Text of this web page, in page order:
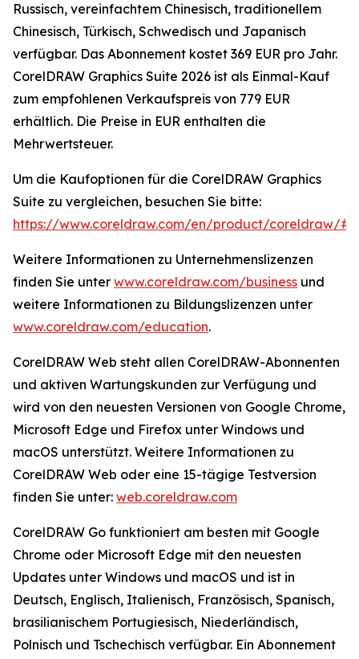
Russisch, vereinfachtem Chinesisch, traditionellem
Chinesisch, Türkisch, Schwedisch und Japanisch
verfügbar. Das Abonnement kostet 369 EUR pro Jahr.
CorelDRAW Graphics Suite 2026 ist als Einmal-Kauf
zum empfohlenen Verkaufspreis von 779 EUR
erhältlich. Die Preise in EUR enthalten die
Mehrwertsteuer.
Um die Kaufoptionen für die CorelDRAW Graphics
Suite zu vergleichen, besuchen Sie bitte:
https://www.coreldraw.com/en/product/coreldraw/
Weitere Informationen zu Unternehmenslizenzen
finden Sie unter www.coreldraw.com/business und
weitere Informationen zu Bildungslizenzen unter
www.coreldraw.com/education.
CorelDRAW Web steht allen CorelDRAW-Abonnenten
und aktiven Wartungskunden zur Verfügung und
wird von den neuesten Versionen von Google Chrome,
Microsoft Edge und Firefox unter Windows und
macOS unterstützt. Weitere Informationen zu
CorelDRAW Web oder eine 15-tägige Testversion
finden Sie unter: web.coreldraw.com
CorelDRAW Go funktioniert am besten mit Google
Chrome oder Microsoft Edge mit den neuesten
Updates unter Windows und macOS und ist in
Deutsch, Englisch, Italienisch, Französisch, Spanisch,
brasilianischem Portugiesisch, Niederländisch,
Polnisch und Tschechisch verfügbar. Ein Abonnement